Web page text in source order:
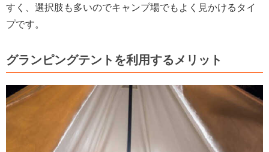
すく、選択肢も多いのでキャンプ場でもよく見かけるタイ
プです。
グランピングテントを利用するメリット